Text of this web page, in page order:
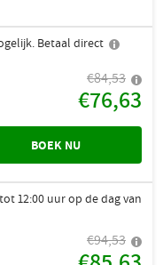
Betaal direct
€84,53
€76,63
BOEK NU
12:00 uur op de dag van
€94,53